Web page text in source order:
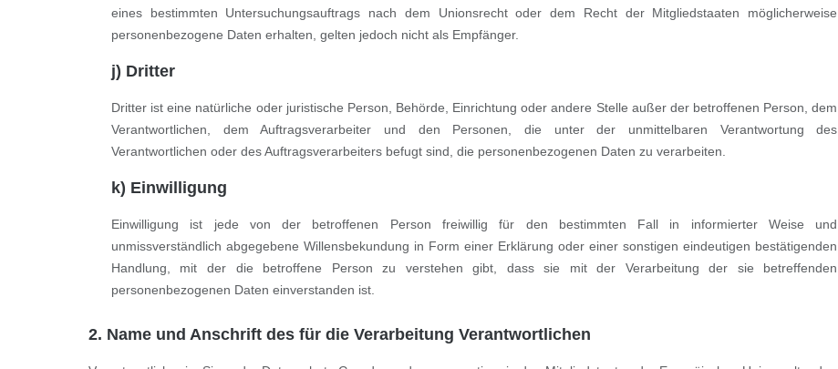
eines bestimmten Untersuchungsauftrags nach dem Unionsrecht oder dem Recht der Mitgliedstaaten möglicherweise
personenbezogene Daten erhalten, gelten jedoch nicht als Empfänger.
j) Dritter
Dritter ist eine natürliche oder juristische Person, Behörde, Einrichtung oder andere Stelle außer der betroffenen Person, dem
Verantwortlichen, dem Auftragsverarbeiter und den Personen, die unter der unmittelbaren Verantwortung des
Verantwortlichen oder des Auftragsverarbeiters befugt sind, die personenbezogenen Daten zu verarbeiten.
k) Einwilligung
Einwilligung ist jede von der betroffenen Person freiwillig für den bestimmten Fall in informierter Weise und
unmissverständlich abgegebene Willensbekundung in Form einer Erklärung oder einer sonstigen eindeutigen bestätigenden
Handlung, mit der die betroffene Person zu verstehen gibt, dass sie mit der Verarbeitung der sie betreffenden
personenbezogenen Daten einverstanden ist.
2. Name und Anschrift des für die Verarbeitung Verantwortlichen